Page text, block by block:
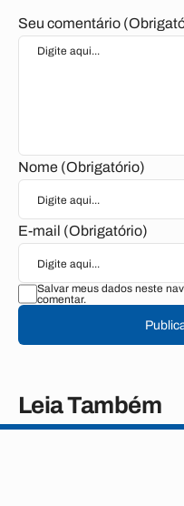
Seu comentário
Nome (Obrigatório)
E-mail (Obrigatório)
Salvar meus dados neste
comentar.
Leia Também